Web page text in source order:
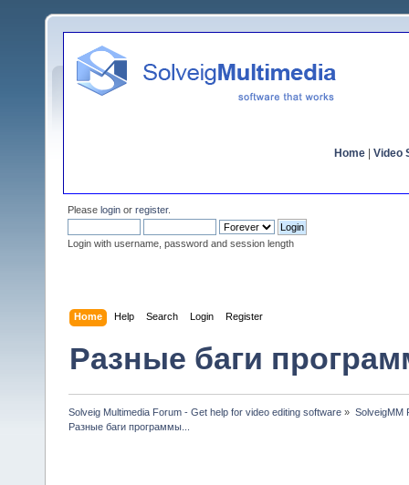
Home Video
Please login or register.
Login with username, password and session length
Home Help Search Login Register
Разные баги
Solveig Multimedia Forum - Get help for video editing software » SolveigMM
Разные баги программы...